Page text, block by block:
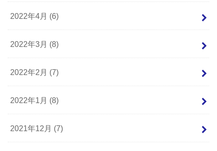
2022年4月 (6)
2022年3月 (8)
2022年2月 (7)
2022年1月 (8)
2021年12月 (7)